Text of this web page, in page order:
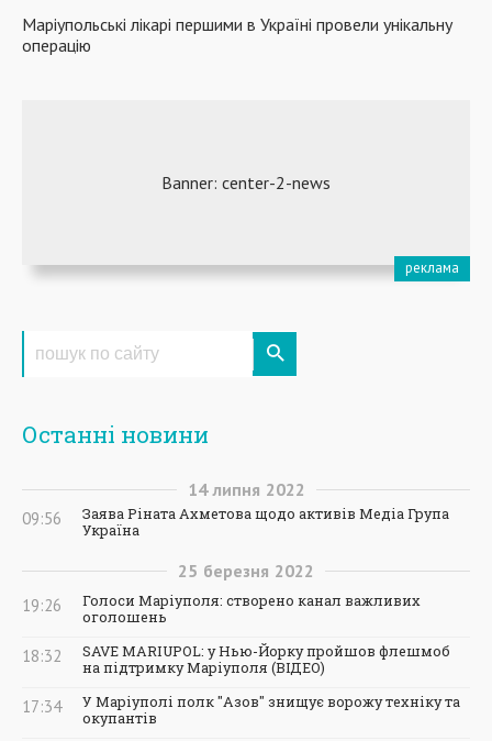
Маріупольські лікарі першими в Україні провели унікальну
операцію
Останні новини
14 липня 2022
09:56
Заява Ріната Ахметова щодо активів Медіа Група
Україна
25 березня 2022
19:26
Голоси Маріуполя: створено канал важливих
оголошень
18:32
SAVE MARIUPOL: у Нью-Йорку пройшов флешмоб
на підтримку Маріуполя (ВІДЕО)
17:34
У Маріуполі полк "Азов" знищує ворожу техніку та
окупантів